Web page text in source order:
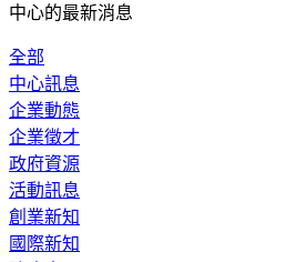
中心的最新消息
全部
中心訊息
企業動態
企業徵才
政府資源
活動訊息
創業新知
國際新知